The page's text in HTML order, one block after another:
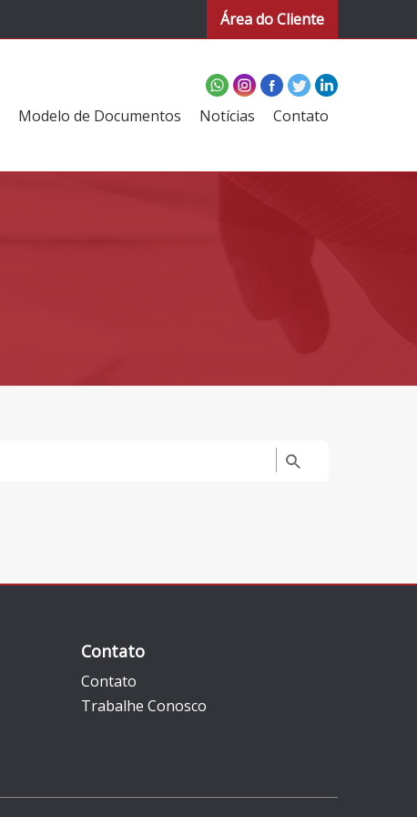
Área do Cliente
Modelo de Documentos Notícias Contato
Contato
Contato
Trabalhe Conosco